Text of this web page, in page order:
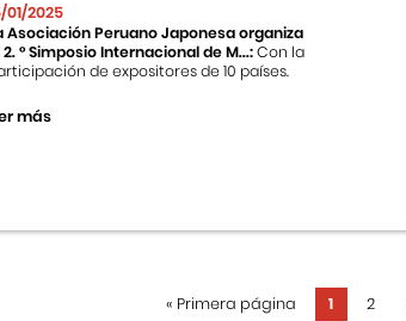
01/2025
Asociación Peruano Japonesa organiza
2. ° Simposio Internacional de M...:Con la
de expositores de 10 países.
más
« Primera página 1 2